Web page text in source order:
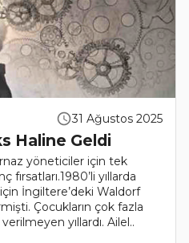
31 Ağustos 2025
Haline Geldi
yöneticiler için tek
fırsatları.1980’li yıllarda
İngiltere’deki Waldorf
Çocukların çok fazla
yıllardı. Ailel..